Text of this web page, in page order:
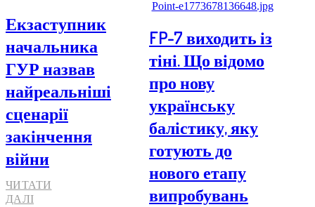
Екзаступник
начальника
ГУР назвав
найреальніші
сценарії
закінчення
війни
ЧИТАТИ
ДАЛІ
FP-7 виходить із
тіні. Що відомо
про нову
українську
балістику, яку
готують до
нового етапу
випробувань